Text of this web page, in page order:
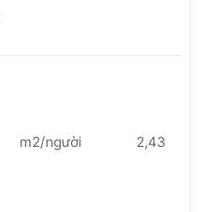
m2/người 2,43